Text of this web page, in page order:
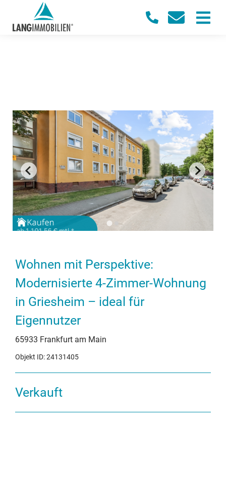
Wohnen mit Perspektive:
Modernisierte 4-Zimmer-Wohnung
in Griesheim – ideal für
Eigennutzer
65933 Frankfurt am Main
Objekt ID: 24131405
Verkauft